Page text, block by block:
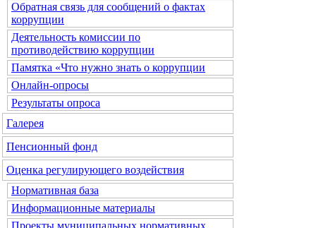
Обратная связь для сообщений о фактах
коррупции
Деятельность комиссии по
противодействию коррупции
Памятка «Что нужно знать о коррупции
Онлайн-опросы
Результаты опроса
Галерея
Пенсионный фонд
Оценка регулирующего воздействия
Нормативная база
Информационные материалы
Проекты муниципальных нормативных